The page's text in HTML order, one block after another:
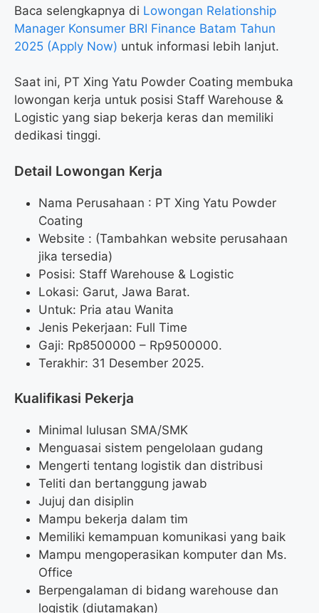
Baca selengkapnya di Lowongan Relationship
Manager Konsumer BRI Finance Batam Tahun
2025 (Apply Now) untuk informasi lebih lanjut.
Saat ini, PT Xing Yatu Powder Coating membuka
lowongan kerja untuk posisi Staff Warehouse &
Logistic yang siap bekerja keras dan memiliki
dedikasi tinggi.
Detail Lowongan Kerja
Nama Perusahaan : PT Xing Yatu Powder
Coating
Website : (Tambahkan website perusahaan
jika tersedia)
Posisi: Staff Warehouse & Logistic
Lokasi: Garut, Jawa Barat.
Untuk: Pria atau Wanita
Jenis Pekerjaan: Full Time
Gaji: Rp8500000 – Rp9500000.
Terakhir: 31 Desember 2025.
Kualifikasi Pekerja
Minimal lulusan SMA/SMK
Menguasai sistem pengelolaan gudang
Mengerti tentang logistik dan distribusi
Teliti dan bertanggung jawab
Jujuj dan disiplin
Mampu bekerja dalam tim
Memiliki kemampuan komunikasi yang baik
Mampu mengoperasikan komputer dan Ms.
Office
Berpengalaman di bidang warehouse dan
logistik (diutamakan)